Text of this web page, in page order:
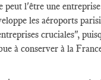
peut l'être une
les aéroports
cruciales",
à conserver à la